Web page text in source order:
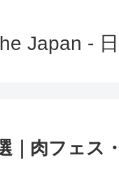
Japan -
｜肉フェス